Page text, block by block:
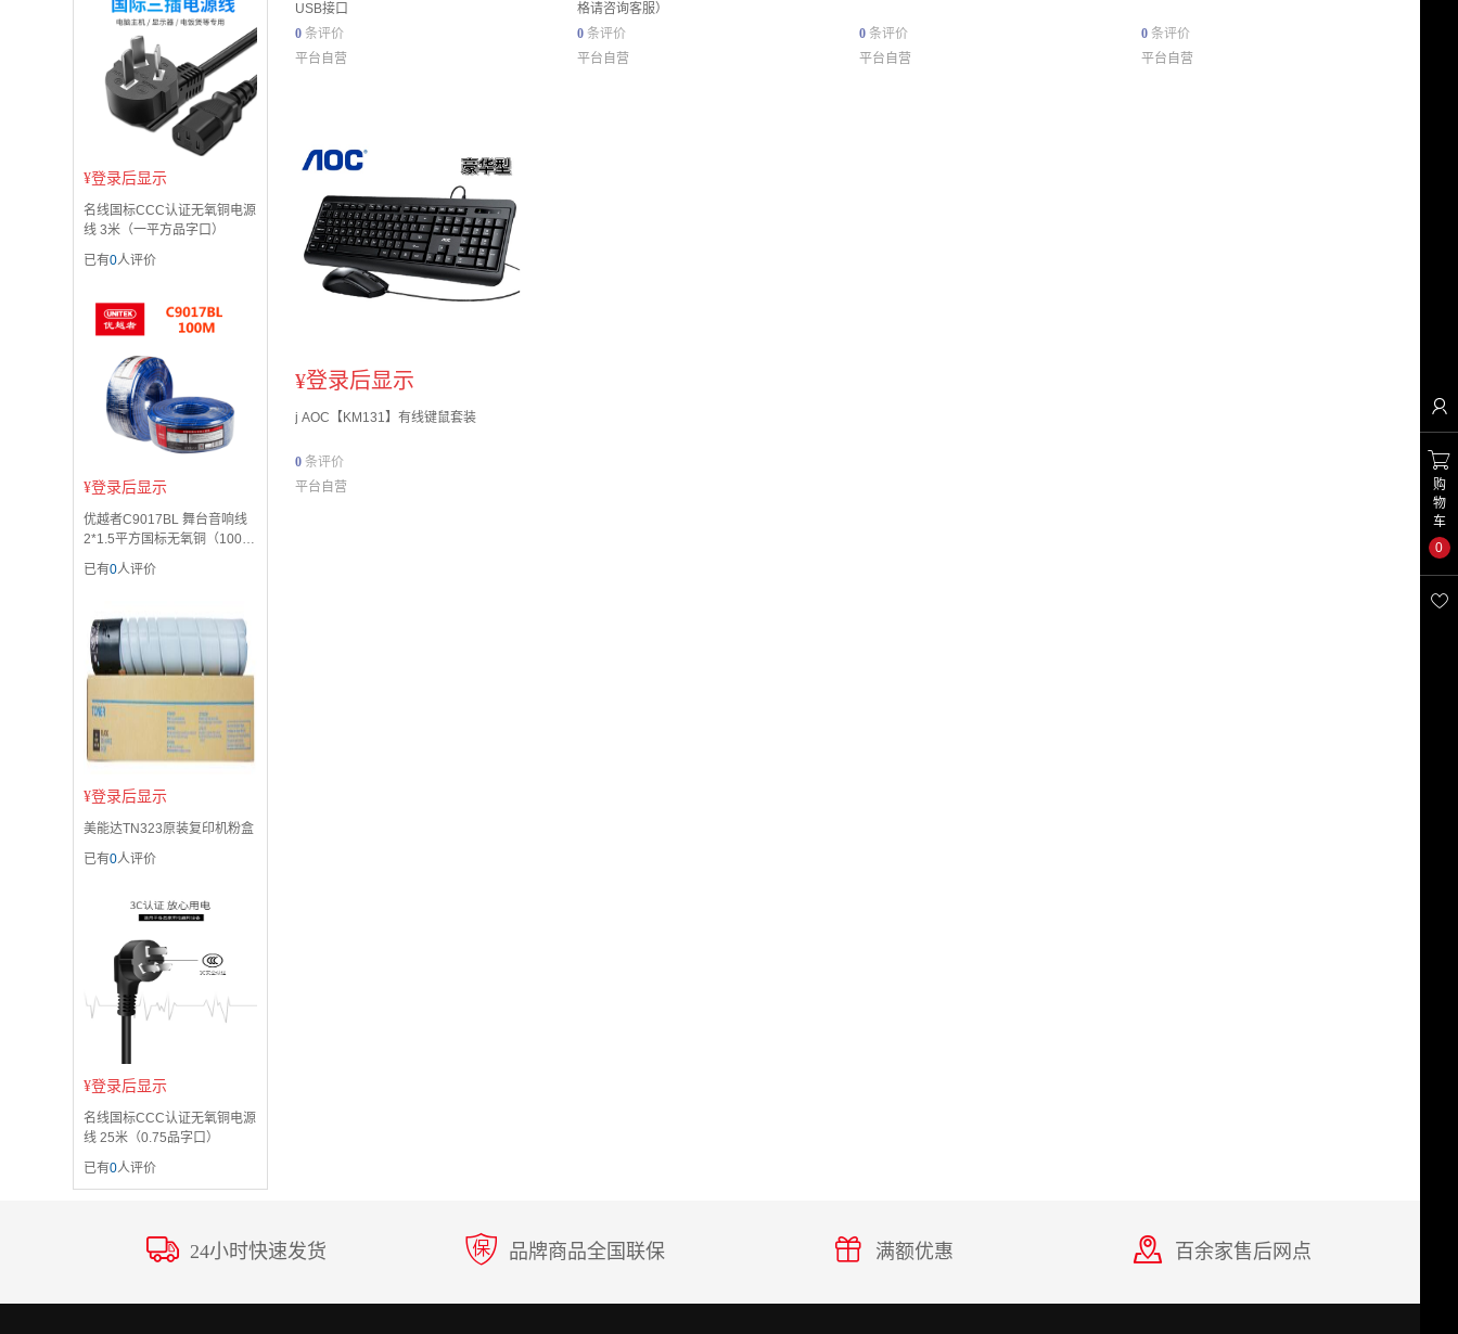
¥登录后显示
名线国标CCC认证无氧铜电源
线 3米（一平方品字口）
已有0人评价
¥登录后显示
优越者C9017BL 舞台音响线
2*1.5平方国标无氧铜（100
米）
已有0人评价
¥登录后显示
美能达TN323原装复印机粉盒
已有0人评价
¥登录后显示
名线国标CCC认证无氧铜电源
线 25米（0.75品字口）
已有0人评价
USB接口
0 条评价
平台自营
格请咨询客服）
0 条评价
平台自营
0 条评价
平台自营
0 条评价
平台自营
¥登录后显示
j AOC【KM131】有线键鼠套装
0 条评价
平台自营
24小时快速发货 品牌商品全国联保 满额优惠 百余家售后网点


购
物
车
0
